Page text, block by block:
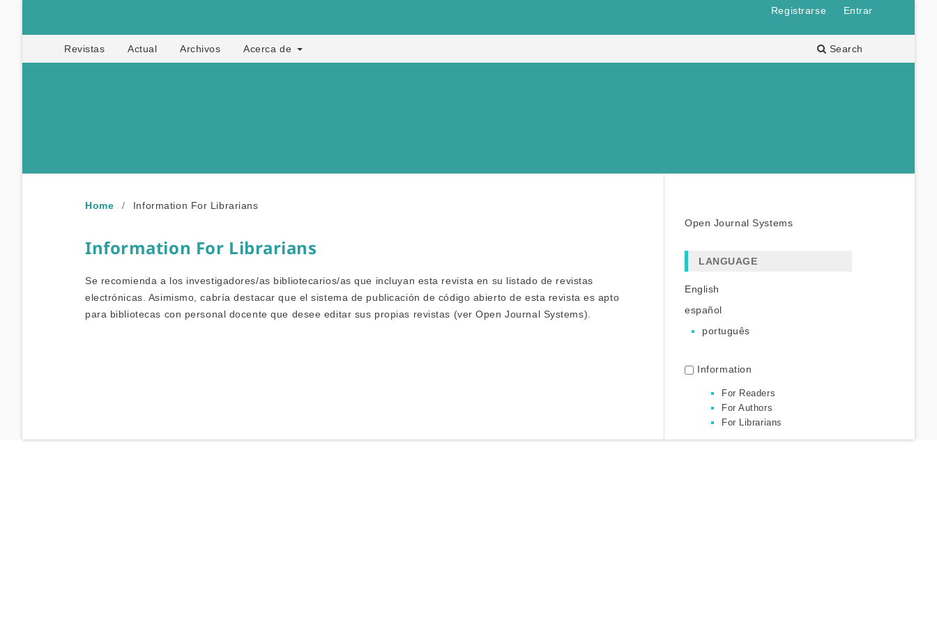
Buenas Prácticas Pedagógicas y Curriculares
Revistas Actual Archivos Acerca de Search
Registrarse Entrar
Home / Information For Librarians
Information For Librarians
Se recomienda a los investigadores/as bibliotecarios/as que incluyan esta revista en su listado de revistas
electrónicas. Asimismo, cabría destacar que el sistema de publicación de código abierto de esta revista es apto
para bibliotecas con personal docente que desee editar sus propias revistas (verOpen Journal Systems).
Open Journal Systems
LANGUAGE
English
español
português
Information
For Readers
For Authors
For Librarians